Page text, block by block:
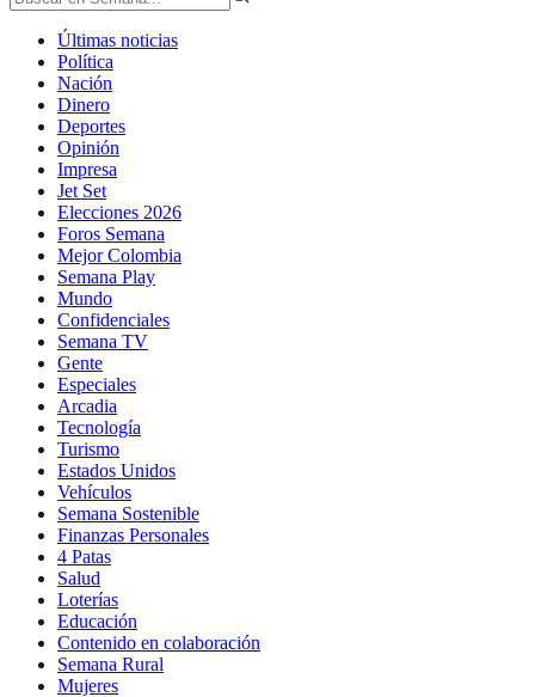
Últimas noticias
Política
Nación
Dinero
Deportes
Opinión
Impresa
Jet Set
Elecciones 2026
Foros Semana
Mejor Colombia
Semana Play
Mundo
Confidenciales
Semana TV
Gente
Especiales
Arcadia
Tecnología
Turismo
Estados Unidos
Vehículos
Semana Sostenible
Finanzas Personales
4 Patas
Salud
Loterías
Educación
Contenido en colaboración
Semana Rural
Mujeres